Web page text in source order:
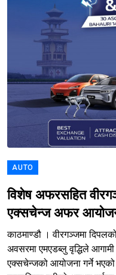
AUTO
विशेष अफरसहित
एक्सचेन्ज अफर
काठमाण्डौ । वीरगञ्जमा
अवसरमा एमएडब्लु वृद्धिले
एक्सचेन्जको आयोजना गर्ने